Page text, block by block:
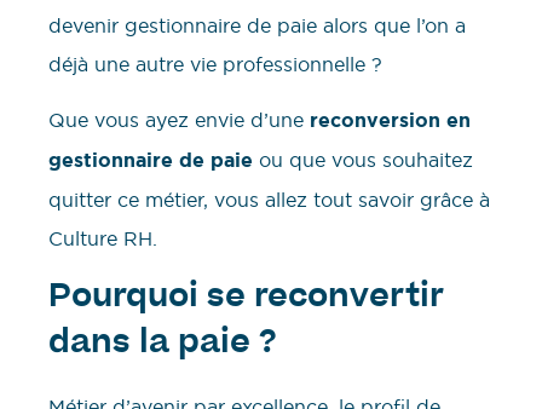
devenir gestionnaire de paie alors que l’on a
déjà une autre vie professionnelle ?
Que vous ayez envie d’une reconversion en
gestionnaire de paie ou que vous souhaitez
quitter ce métier, vous allez tout savoir grâce à
Culture RH.
Pourquoi se reconvertir
dans la paie ?